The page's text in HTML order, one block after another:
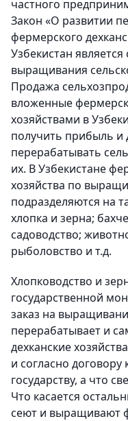
частного
Закон «О развитии
фермерского
Узбекистан
выращивания
Продажа
вложенные
хозяйствами в
получить прибыль и
перерабатывать
их. В Узбекистане
хозяйства по
подразделяются на
хлопка и зерна;
садоводство;
рыболовство и т.д.
Хлопководство и
государственной
заказ на
перерабатывает и
дехканские
и согласно
государству, а что
Что касается
сеют и выращивают